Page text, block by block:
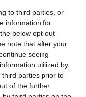
to third parties, or
information for
below opt-out
note that after your
seeing
utilized by
third parties prior to
of the further